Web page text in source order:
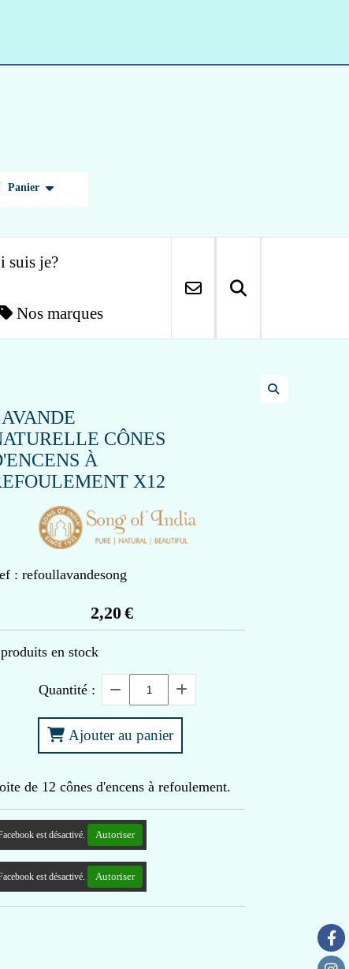
Panier
suis je?
Nos marques
CÔNES
À
X12
: refoullavandesong
2,20€
produits en stock
Quantité :
Ajouter au panier
de 12 cônes d'encens à refoulement.
est désactivé. Autoriser
est désactivé. Autoriser